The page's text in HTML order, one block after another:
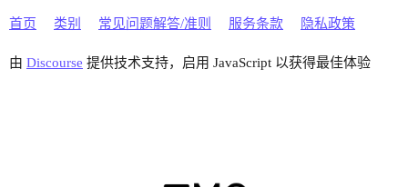
首页 类别 常见问题解答/准则 服务条款 隐私政策
由 Discourse 提供技术支持，启用 JavaScript 以获得最佳体验